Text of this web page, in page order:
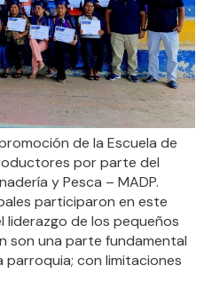
de la Escuela de
por parte del
y Pesca – MADP.
participaron en este
liderazgo de los pequeños
son una parte fundamental
con limitaciones